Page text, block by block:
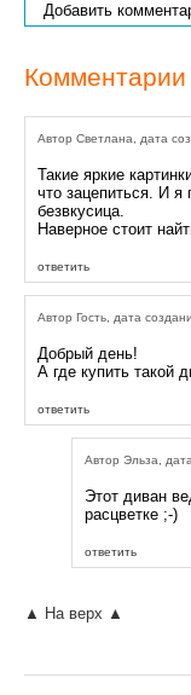
Добавить
Комментарии
Автор Светлана, дата
Такие яркие
что зацепиться. И я
безвкусица.
Наверное стоит
ответить
Автор Гость, дата
Добрый день!
А где купить такой
ответить
Автор Эльза,
Этот диван
расцветке ;-)
ответить
▲ На верх ▲